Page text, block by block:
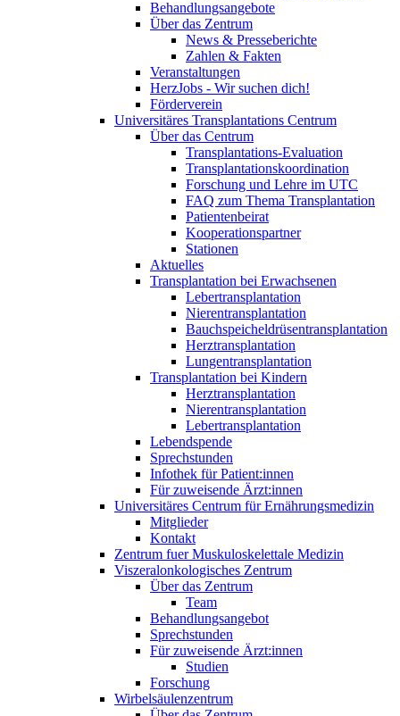
Behandlungsangebote
Über das Zentrum
News & Presseberichte
Zahlen & Fakten
Veranstaltungen
HerzJobs - Wir suchen dich!
Förderverein
Universitäres Transplantations Centrum
Über das Centrum
Transplantations-Evaluation
Transplantationskoordination
Forschung und Lehre im UTC
FAQ zum Thema Transplantation
Patientenbeirat
Kooperationspartner
Stationen
Aktuelles
Transplantation bei Erwachsenen
Lebertransplantation
Nierentransplantation
Bauchspeicheldrüsentransplantation
Herztransplantation
Lungentransplantation
Transplantation bei Kindern
Herztransplantation
Nierentransplantation
Lebertransplantation
Lebendspende
Sprechstunden
Infothek für Patient:innen
Für zuweisende Ärzt:innen
Universitäres Centrum für Ernährungsmedizin
Mitglieder
Kontakt
Zentrum fuer Muskuloskelettale Medizin
Viszeral­onkologisches Zentrum
Über das Zentrum
Team
Behandlungsangebot
Sprechstunden
Für zuweisende Ärzt:innen
Studien
Forschung
Wirbelsäulenzentrum